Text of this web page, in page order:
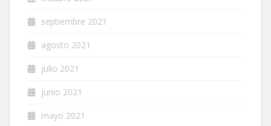
septiembre 2021
agosto 2021
julio 2021
junio 2021
mayo 2021